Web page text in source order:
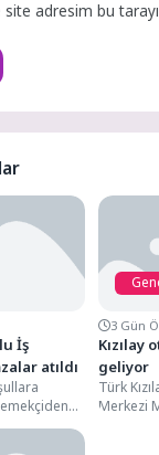
adresim bu
İş
atıldı
Karşıyaka
3 Gün
Kızılay
geliyor
Türk
Merkezi